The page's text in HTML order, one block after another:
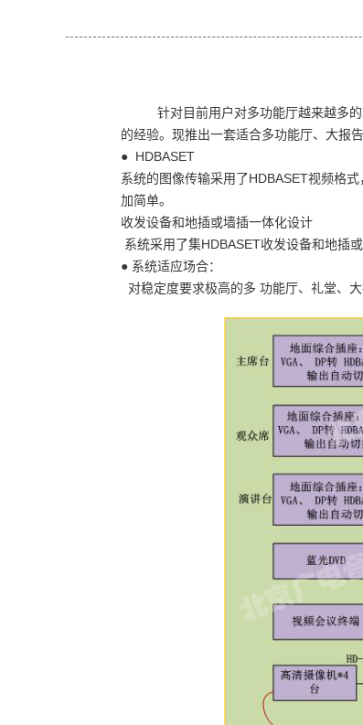
针对目前用户对多功能厅越来越多
的经验。现推出一套适合多功能厅、大报
● HDBASET
系统的图像传输采用了HDBASET视频格
加简单。
收发设备和地插或墙插一体化设计
系统采用了集HDBASET收发设备和地插
● 系统适应场合：
对稳定度要求极高的多 功能厅、礼堂、